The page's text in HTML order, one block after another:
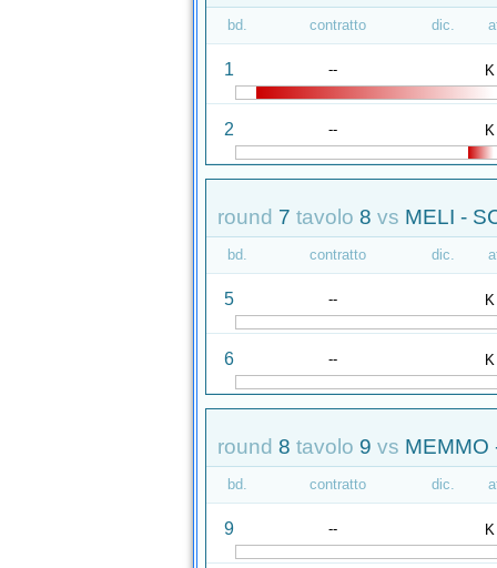
bd. contratto dic.
1 -- K
2 -- K
round 7 tavolo 8 vs MELI -
bd. contratto dic.
5 -- K
6 -- K
round 8 tavolo 9 vs MEMMO
bd. contratto dic.
9 -- K